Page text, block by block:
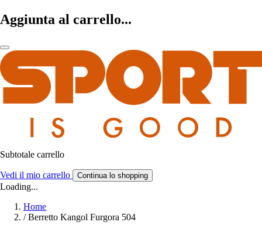
Aggiunta al carrello...
Subtotale carrello
Vedi il mio carrello Continua lo shopping
Loading...
Home
/ Berretto Kangol Furgora 504